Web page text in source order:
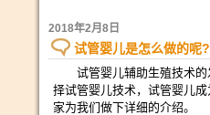
2018年2月8日
试管婴儿是怎么做的呢?
试管婴儿辅助生殖技术的
择试管婴儿技术，试管婴儿
家为我们做下详细的介绍。